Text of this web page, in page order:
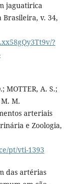
jaguatirica
Brasileira, v. 34,
?
MOTTER, A. S.;
M. M.
arteriais
e Zoologia,
pt/vti-1393
das artérias